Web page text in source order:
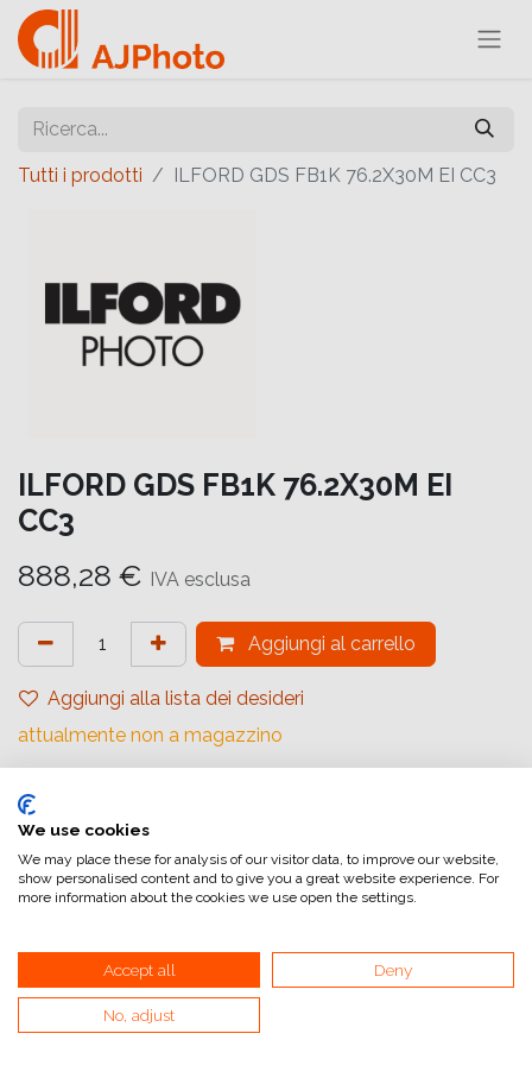
Tutti i prodotti ILFORD GDS FB1K 76.2X30M EI CC3
ILFORD GDS FB1K 76.2X30M EI
CC3
888,28 € IVA esclusa
Aggiungi al carrello
Aggiungi alla lista dei desideri
attualmente non a magazzino
Riferimento interno:
Collegamenti utili
Home
Condizioni generali di vendita
We use cookies
We may place these for analysis of our visitor data, to improve our website,
show personalised content and to give you a great website experience. For
more information about the cookies we use open the settings.
Accept all Deny
No, adjust